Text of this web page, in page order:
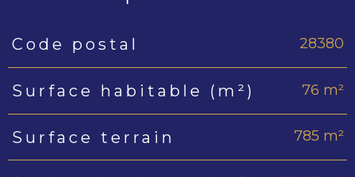
Caractéristiques
Code postal 28380
Surface habitable (m²) 76 m²
Surface terrain 785 m²